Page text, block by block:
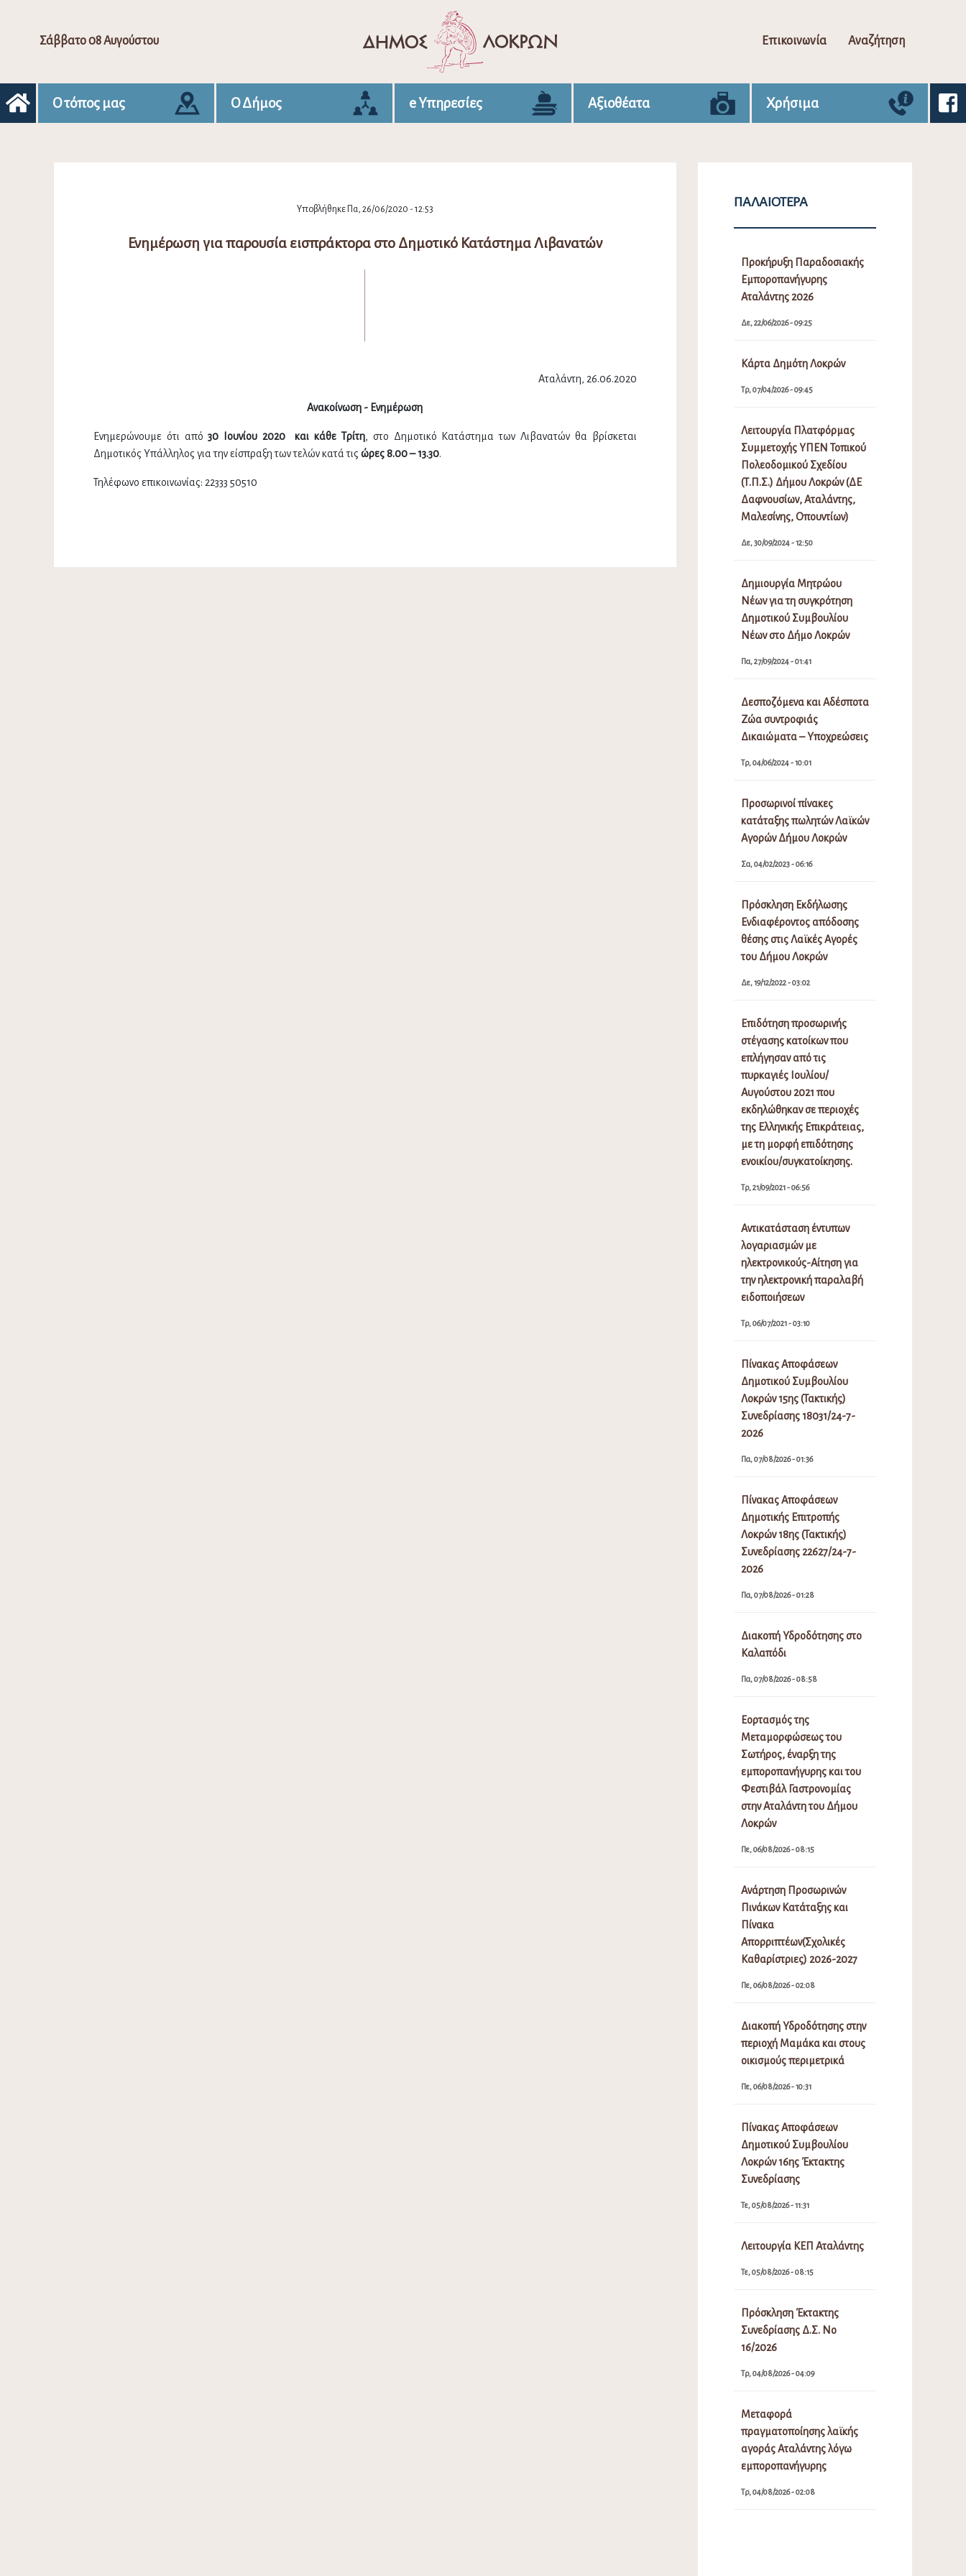
Σάββατο 08 Αυγούστου Επικοινωνία Αναζήτηση
Ο τόπος μας Ο Δήμος e Υπηρεσίες Αξιοθέατα Χρήσιμα
Υποβλήθηκε Πα, 26/06/2020 - 12:53
Ενημέρωση για παρουσία εισπράκτορα στο Δημοτικό Κατάστημα Λιβανατών
Αταλάντη, 26.06.2020
Ανακοίνωση - Ενημέρωση
Ενημερώνουμε ότι από30 Ιουνίου 2020 και κάθε Τρίτη, στο Δημοτικό Κατάστημα των Λιβανατών θα βρίσκεται
Δημοτικός Υπάλληλος για την είσπραξη των τελών κατά τις ώρες 8.00 – 13.30.
Τηλέφωνο επικοινωνίας: 22333 50510
ΠΑΛΑΙΌΤΕΡΑ
Προκήρυξη Παραδοσιακής
Εμποροπανήγυρης
Αταλάντης 2026
Δε, 22/06/2026 - 09:25
Κάρτα Δημότη Λοκρών
Τρ, 07/04/2026 - 09:45
Λειτουργία Πλατφόρμας
Συμμετοχής ΥΠΕΝ Τοπικού
Πολεοδομικού Σχεδίου
(Τ.Π.Σ.) Δήμου Λοκρών (ΔΕ
Δαφνουσίων, Αταλάντης,
Μαλεσίνης, Οπουντίων)
Δε, 30/09/2024 - 12:50
Δημιουργία Μητρώου
Νέων για τη συγκρότηση
Δημοτικού Συμβουλίου
Νέων στο Δήμο Λοκρών
Πα, 27/09/2024 - 01:41
Δεσποζόμενα και Αδέσποτα
Ζώα συντροφιάς
Δικαιώματα – Υποχρεώσεις
Τρ, 04/06/2024 - 10:01
Προσωρινοί πίνακες
κατάταξης πωλητών Λαϊκών
Αγορών Δήμου Λοκρών
Σα, 04/02/2023 - 06:16
Πρόσκληση Εκδήλωσης
Ενδιαφέροντος απόδοσης
θέσης στις Λαϊκές Αγορές
του Δήμου Λοκρών
Δε, 19/12/2022 - 03:02
Επιδότηση προσωρινής
στέγασης κατοίκων που
επλήγησαν από τις
πυρκαγιές Ιουλίου/
Αυγούστου 2021 που
εκδηλώθηκαν σε περιοχές
της Ελληνικής Επικράτειας,
με τη μορφή επιδότησης
ενοικίου/συγκατοίκησης.
Τρ, 21/09/2021 - 06:56
Αντικατάσταση έντυπων
λογαριασμών με
ηλεκτρονικούς-Αίτηση για
την ηλεκτρονική παραλαβή
ειδοποιήσεων
Τρ, 06/07/2021 - 03:10
Πίνακας Αποφάσεων
Δημοτικού Συμβουλίου
Λοκρών 15ης (Τακτικής)
Συνεδρίασης 18031/24-7-
2026
Πα, 07/08/2026 - 01:36
Πίνακας Αποφάσεων
Δημοτικής Επιτροπής
Λοκρών 18ης (Τακτικής)
Συνεδρίασης 22627/24-7-
2026
Πα, 07/08/2026 - 01:28
Διακοπή Υδροδότησης στο
Καλαπόδι
Πα, 07/08/2026 - 08:58
Εορτασμός της
Μεταμορφώσεως του
Σωτήρος, έναρξη της
εμποροπανήγυρης και του
Φεστιβάλ Γαστρονομίας
στην Αταλάντη του Δήμου
Λοκρών
Πε, 06/08/2026 - 08:15
Ανάρτηση Προσωρινών
Πινάκων Κατάταξης και
Πίνακα
Απορριπτέων(Σχολικές
Καθαρίστριες) 2026-2027
Πε, 06/08/2026 - 02:08
Διακοπή Υδροδότησης στην
περιοχή Μαμάκα και στους
οικισμούς περιμετρικά
Πε, 06/08/2026 - 10:31
Πίνακας Αποφάσεων
Δημοτικού Συμβουλίου
Λοκρών 16ης Έκτακτης
Συνεδρίασης
Τε, 05/08/2026 - 11:31
Λειτουργία ΚΕΠ Αταλάντης
Τε, 05/08/2026 - 08:15
Πρόσκληση Έκτακτης
Συνεδρίασης Δ.Σ. Νο
16/2026
Τρ, 04/08/2026 - 04:09
Μεταφορά
πραγματοποίησης λαϊκής
αγοράς Αταλάντης λόγω
εμποροπανήγυρης
Τρ, 04/08/2026 - 02:08